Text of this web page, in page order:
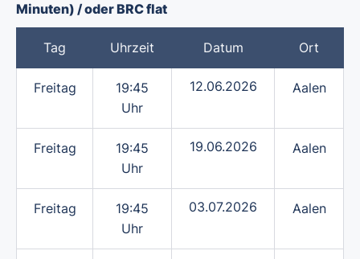
Minuten) / oder BRC flat
Tag Uhrzeit Datum Ort
Freitag
19:45
Uhr
12.06.2026 Aalen
Freitag
19:45
Uhr
19.06.2026 Aalen
Freitag
19:45
Uhr
03.07.2026 Aalen